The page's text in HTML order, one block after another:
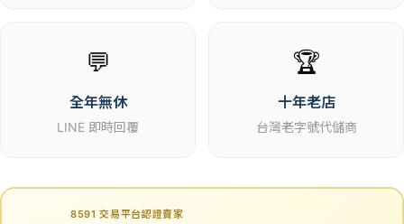
💬
全年無休
LINE 即時回覆
🏆
十年老店
台灣老字號代儲商
8591 交易平台認證賣家